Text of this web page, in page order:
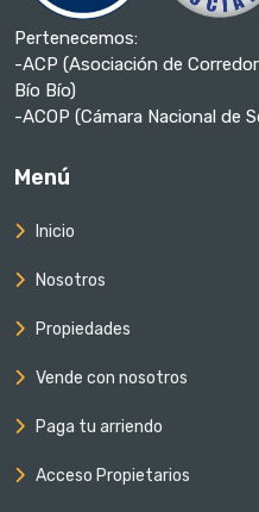
Pertenecemos:
-ACP (Asociación de
Bío Bío)
-ACOP (Cámara Nacional de
Menú
Inicio
Nosotros
Propiedades
Vende con nosotros
Paga tu arriendo
Acceso Propietarios